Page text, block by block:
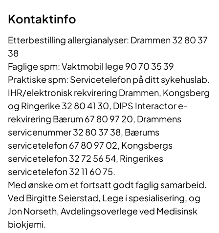
Kontaktinfo
Etterbestilling allergianalyser: Drammen 32 80 37
38
Faglige spm: Vaktmobil lege 90 70 35 39
Praktiske spm: Servicetelefon på ditt sykehuslab.
IHR/elektronisk rekvirering Drammen, Kongsberg
og Ringerike 32 80 41 30, DIPS Interactor e-
rekvirering Bærum 67 80 97 20, Drammens
servicenummer 32 80 37 38, Bærums
servicetelefon 67 80 97 02, Kongsbergs
servicetelefon 32 72 56 54, Ringerikes
servicetelefon 32 11 60 75.
Med ønske om et fortsatt godt faglig samarbeid.
Ved Birgitte Seierstad, Lege i spesialisering, og
Jon Norseth, Avdelingsoverlege ved Medisinsk
biokjemi.